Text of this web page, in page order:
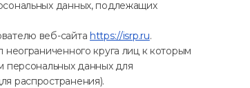
данных, подлежащих
веб-сайта https://isrp.ru.
круга лиц к которым
персональных данных для
распространения).